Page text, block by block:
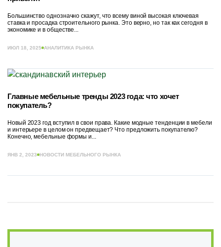
Большинство однозначно скажут, что всему виной высокая ключевая
ставка и просадка строительного рынка. Это верно, но так как сегодня в
экономике и в обществе...
ИЮЛ 18, 2025 АНАЛИТИКА РЫНКА
Главные мебельные тренды 2023 года: что хочет
покупатель?
Новый 2023 год вступил в свои права. Какие модные тенденции в мебели
и интерьере в целом он предвещает? Что предложить покупателю?
Конечно, мебельные формы и...
ЯНВ 2, 2023 НОВОСТИ МЕБЕЛЬНОГО РЫНКА